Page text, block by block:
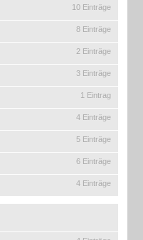
10 Einträge
8 Einträge
2 Einträge
3 Einträge
1 Eintrag
4 Einträge
5 Einträge
6 Einträge
4 Einträge